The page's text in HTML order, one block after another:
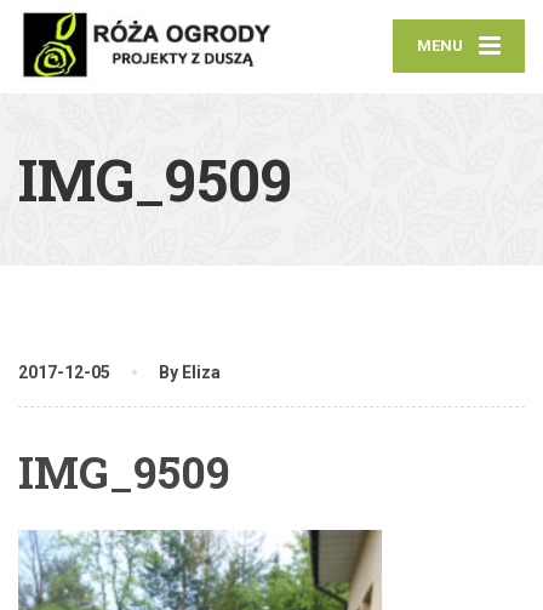
MENU
IMG_9509
2017-12-05 By Eliza
IMG_9509